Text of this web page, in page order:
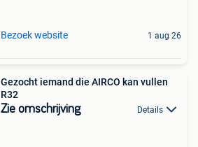
Bezoek website 1 aug 26
Gezocht iemand die AIRCO kan vullen
R32
Zie omschrijving Details